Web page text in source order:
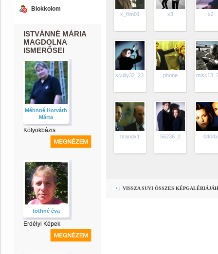
Blokkolom
ISTVÁNNÉ MÁRIA
MAGDOLNA
ISMERŐSEI
Méhnné Horváth
Márta
Kölyökbázis
tothné éva
Erdélyi Képek
x_film01 x3 x2
scully32_231x271 phone
brandx1 56236_2 0404x
VISSZA SUVI ÖSSZES